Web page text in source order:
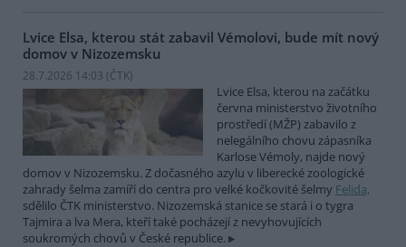
Lvice Elsa, kterou stát zabavil Vémolovi, bude mít nový
domov v Nizozemsku
28.7.2026 14:03 (ČTK)
Lvice Elsa, kterou na začátku
června ministerstvo životního
prostředí (MŽP) zabavilo z
nelegálního chovu zápasníka
Karlose Vémoly, najde nový
domov v Nizozemsku. Z dočasného azylu v liberecké zoologické
zahrady šelma zamíří do centra pro velké kočkovité šelmy Felida,
sdělilo ČTK ministerstvo. Nizozemská stanice se stará i o tygra
Tajmira a lva Mera, kteří také pocházejí z nevyhovujících
soukromých chovů v České republice.